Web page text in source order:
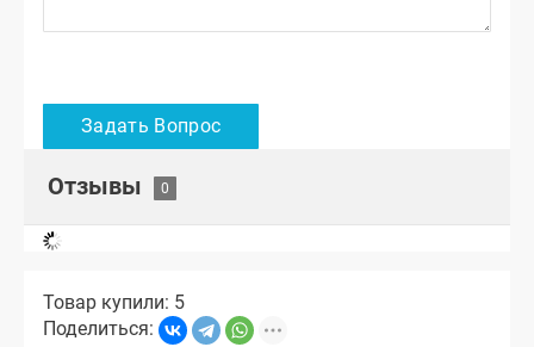
Отзывы
Товар купили: 5
Поделиться: